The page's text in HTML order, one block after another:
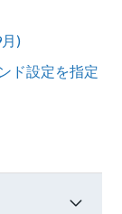
)
ド設定を指定